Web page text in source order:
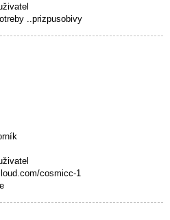
..prizpusobivy
cosmicc-1